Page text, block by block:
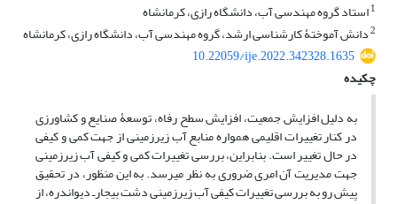
1استاد گروه مهندسی آب، دانشگاه رازی، کرمانشاه
2دانش آموختۀ کارشناسی ارشد، گروه مهندسی آب، دانشگاه رازی، کرمانشاه
10.22059/ije.2022.342328.1635
چکیده
به ‏دلیل افزایش جمعیت، افزایش سطح رفاه، توسعۀ صنایع و کشاورزی
در کنار تغییرات اقلیمی همواره منابع آب زیرزمینی از جهت کمی و کیفی
در حال تغییر است. بنابراین، بررسی تغییرات کمی و کیفی آب زیرزمینی
جهت مدیریت آن امری ضروری به نظر می‏رسد. به این منظور، در تحقیق
پیش رو به بررسی تغییرات کیفی آب زیرزمینی دشت بیجار‌ـ دیواندره، از